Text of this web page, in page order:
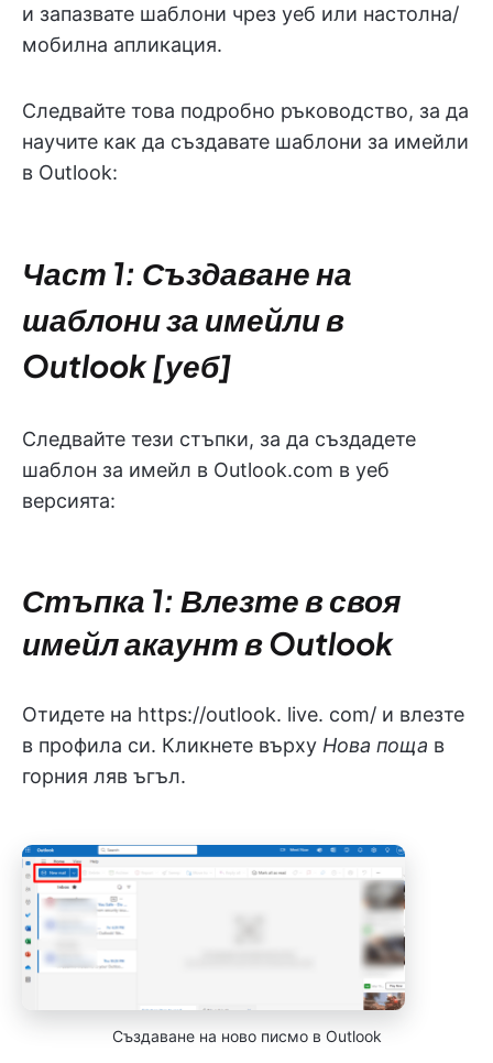
и запазвате шаблони чрез уеб или настолна/
мобилна апликация.
Следвайте това подробно ръководство, за да
научите как да създавате шаблони за имейли
в Outlook:
Част 1: Създаване на
шаблони за имейли в
Outlook [уеб]
Следвайте тези стъпки, за да създадете
шаблон за имейл в Outlook.com в уеб
версията:
Стъпка 1: Влезте в своя
имейл акаунт в Outlook
Отидете на https://outlook. live. com/ и влезте
в профила си. Кликнете върху Нова поща в
горния ляв ъгъл.
Създаване на ново писмо в Outlook